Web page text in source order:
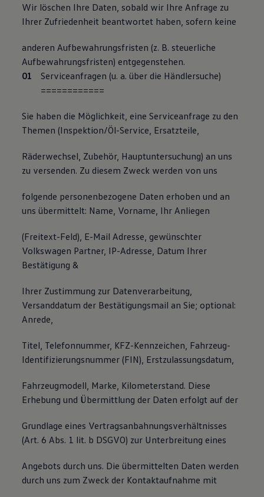
Wir löschen Ihre Daten, sobald wir Ihre Anfrage zu
Ihrer Zufriedenheit beantwortet haben, sofern keine
anderen Aufbewahrungsfristen (z. B. steuerliche
Aufbewahrungsfristen) entgegenstehen.
Serviceanfragen (u. a. über die Händlersuche)
============
Sie haben die Möglichkeit, eine Serviceanfrage zu den
Themen (Inspektion/Öl-Service, Ersatzteile,
Räderwechsel, Zubehör, Hauptuntersuchung) an uns
zu versenden. Zu diesem Zweck werden von uns
folgende personenbezogene Daten erhoben und an
uns übermittelt: Name, Vorname, Ihr Anliegen
(Freitext-Feld), E-Mail Adresse, gewünschter
Volkswagen Partner, IP-Adresse, Datum Ihrer
Bestätigung &
Ihrer Zustimmung zur Datenverarbeitung,
Versanddatum der Bestätigungsmail an Sie; optional:
Anrede,
Titel, Telefonnummer, KFZ-Kennzeichen, Fahrzeug-
Identifizierungsnummer (FIN), Erstzulassungsdatum,
Fahrzeugmodell, Marke, Kilometerstand. Diese
Erhebung und Übermittlung der Daten erfolgt auf der
Grundlage eines Vertragsanbahnungsverhältnisses
(Art. 6 Abs. 1 lit. b DSGVO) zur Unterbreitung eines
Angebots durch uns. Die übermittelten Daten werden
durch uns zum Zweck der Kontaktaufnahme mit